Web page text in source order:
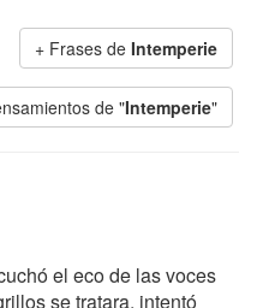
+ Frases de Intemperie
de "Intemperie"
el eco de las voces
se tratara, intentó